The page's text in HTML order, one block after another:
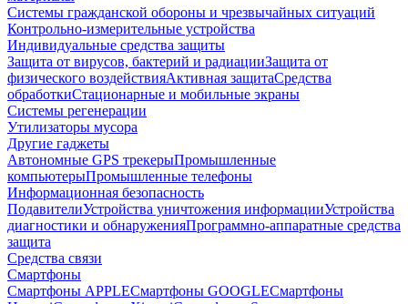
Системы гражданской обороны и чрезвычайных ситуаций
Контрольно-измерительные устройства
Индивидуальные средства защиты
Защита от вирусов, бактерий и радиацииЗащита от
физического воздействияАктивная защитаСредства
обработкиСтационарные и мобильные экраны
Системы регенерации
Утилизаторы мусора
Другие гаджеты
Автономные GPS трекерыПромышленные
компьютерыПромышленные телефоны
Информационная безопасность
ПодавителиУстройства уничтожения информацииУстройства
диагностики и обнаруженияПрограммно-аппаратные средства
защита
Средства связи
Смартфоны
Смартфоны APPLEСмартфоны GOOGLEСмартфоны